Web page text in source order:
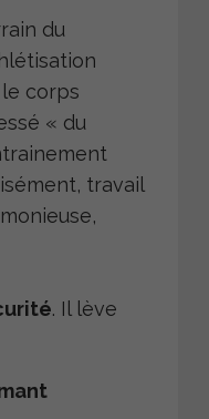
du
corps
« du
travail
. Il lève